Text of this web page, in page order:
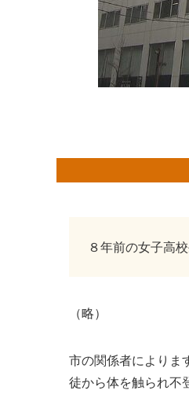
８年前の女子高
（略）
市の関係者によりま
徒から体を触られ不